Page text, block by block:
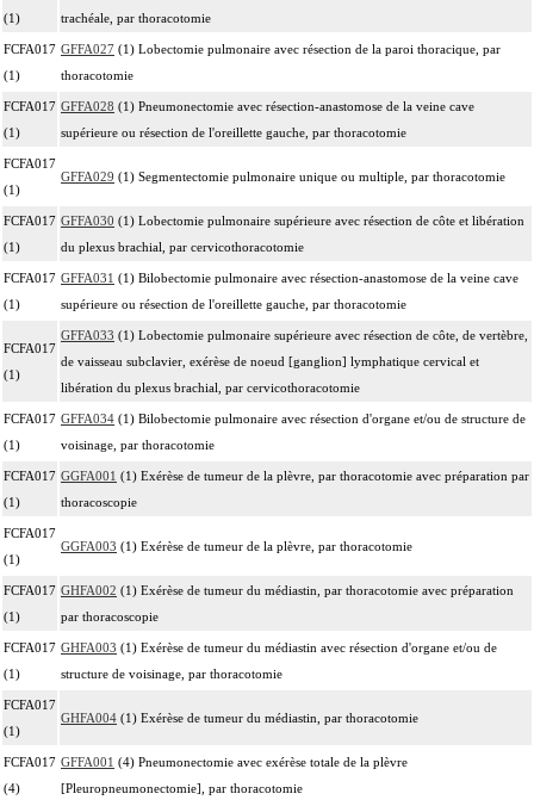
(1)
trachéale, par thoracotomie
FCFA017
(1)
GFFA027 (1) Lobectomie pulmonaire avec résection de la paroi thoracique, par
thoracotomie
FCFA017
(1)
GFFA028 (1) Pneumonectomie avec résection-anastomose de la veine cave
supérieure ou résection de l'oreillette gauche, par thoracotomie
FCFA017
(1)
GFFA029 (1) Segmentectomie pulmonaire unique ou multiple, par thoracotomie
FCFA017
(1)
GFFA030 (1) Lobectomie pulmonaire supérieure avec résection de côte et libération
du plexus brachial, par cervicothoracotomie
FCFA017
(1)
GFFA031 (1) Bilobectomie pulmonaire avec résection-anastomose de la veine cave
supérieure ou résection de l'oreillette gauche, par thoracotomie
FCFA017
(1)
GFFA033 (1) Lobectomie pulmonaire supérieure avec résection de côte, de vertèbre,
de vaisseau subclavier, exérèse de noeud [ganglion] lymphatique cervical et
libération du plexus brachial, par cervicothoracotomie
FCFA017
(1)
GFFA034 (1) Bilobectomie pulmonaire avec résection d'organe et/ou de structure de
voisinage, par thoracotomie
FCFA017
(1)
GGFA001 (1) Exérèse de tumeur de la plèvre, par thoracotomie avec préparation par
thoracoscopie
FCFA017
(1)
GGFA003 (1) Exérèse de tumeur de la plèvre, par thoracotomie
FCFA017
(1)
GHFA002 (1) Exérèse de tumeur du médiastin, par thoracotomie avec préparation
par thoracoscopie
FCFA017
(1)
GHFA003 (1) Exérèse de tumeur du médiastin avec résection d'organe et/ou de
structure de voisinage, par thoracotomie
FCFA017
(1)
GHFA004 (1) Exérèse de tumeur du médiastin, par thoracotomie
FCFA017
(4)
GFFA001 (4) Pneumonectomie avec exérèse totale de la plèvre
[Pleuropneumonectomie], par thoracotomie